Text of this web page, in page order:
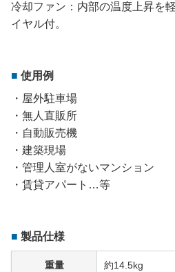
冷却ファン：内部の温度上昇を
イヤル付。
使用例
・屋外駐車場
・無人直販所
・自動販売機
・建築現場
・管理人室がないマンション
・賃貸アパート…等
製品仕様
重量 約14.5kg